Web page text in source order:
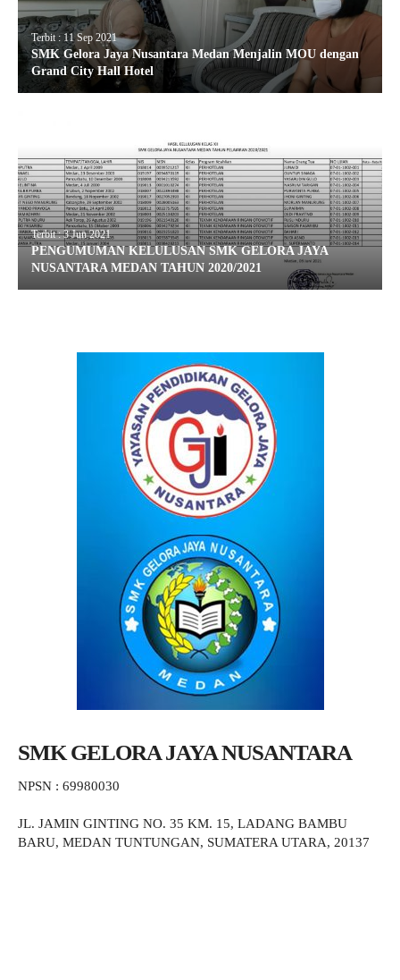
Terbit : 11 Sep 2021
SMK Gelora Jaya Nusantara Medan Menjalin MOU dengan
Grand City Hall Hotel
Terbit : 3 Jun 2021
PENGUMUMAN KELULUSAN SMK GELORA JAYA
NUSANTARA MEDAN TAHUN 2020/2021
SMK GELORA JAYA NUSANTARA
NPSN : 69980030
JL. JAMIN GINTING NO. 35 KM. 15, LADANG BAMBU
BARU, MEDAN TUNTUNGAN, SUMATERA UTARA, 20137